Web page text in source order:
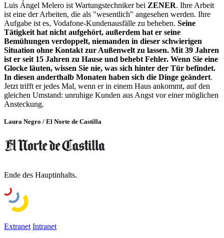
Luis Ángel Melero ist Wartungstechniker bei ZENER. Ihre Arbeit
ist eine der Arbeiten, die als "wesentlich" angesehen werden. Ihre
Aufgabe ist es, Vodafone-Kundenausfälle zu beheben. Seine
Tätigkeit hat nicht aufgehört, außerdem hat er seine
Bemühungen verdoppelt, niemanden in dieser schwierigen
Situation ohne Kontakt zur Außenwelt zu lassen. Mit 39 Jahren
ist er seit 15 Jahren zu Hause und behebt Fehler. Wenn Sie eine
Glocke läuten, wissen Sie nie, was sich hinter der Tür befindet.
In diesen anderthalb Monaten haben sich die Dinge geändert.
Jetzt trifft er jedes Mal, wenn er in einem Haus ankommt, auf den
gleichen Umstand: unruhige Kunden aus Angst vor einer möglichen
Ansteckung.
Laura Negro / El Norte de Castilla
Ende des Hauptinhalts.
Extranet Intranet